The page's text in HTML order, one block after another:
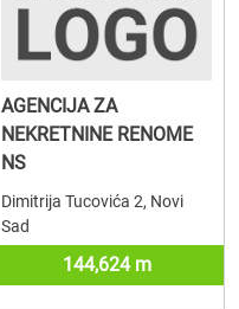
AGENCIJA ZA
NEKRETNINE RENOME
NS
Dimitrija Tucovića 2, Novi
Sad
144,624 m